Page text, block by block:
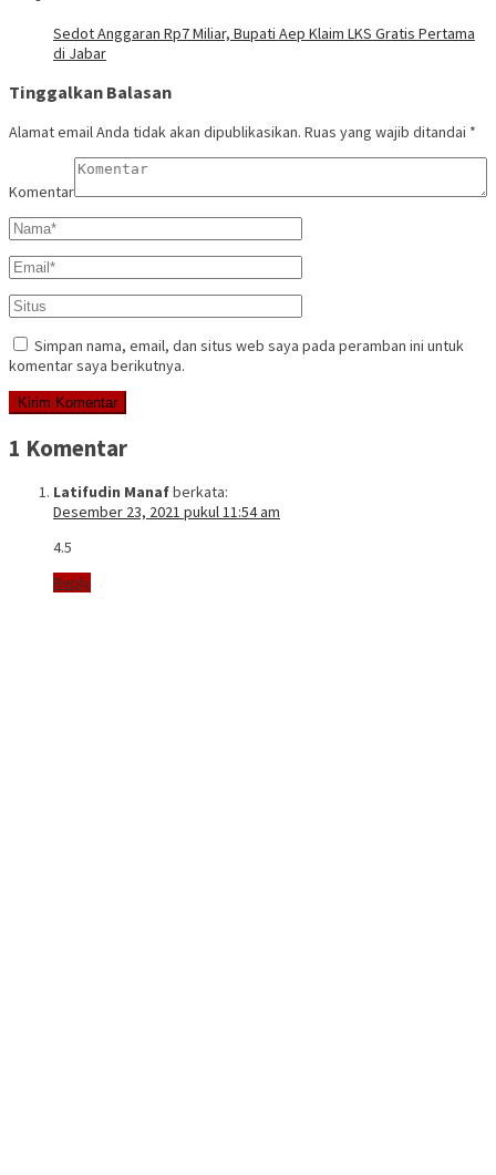
Sedot Anggaran Rp7 Miliar, Bupati Aep Klaim LKS Gratis Pertama
di Jabar
Tinggalkan Balasan
Alamat email Anda tidak akan dipublikasikan. Ruas yang wajib ditandai *
Komentar
Simpan nama, email, dan situs web saya pada peramban ini untuk
komentar saya berikutnya.
1 Komentar
Latifudin Manafberkata:
Desember 23, 2021 pukul 11:54 am
4.5
Reply